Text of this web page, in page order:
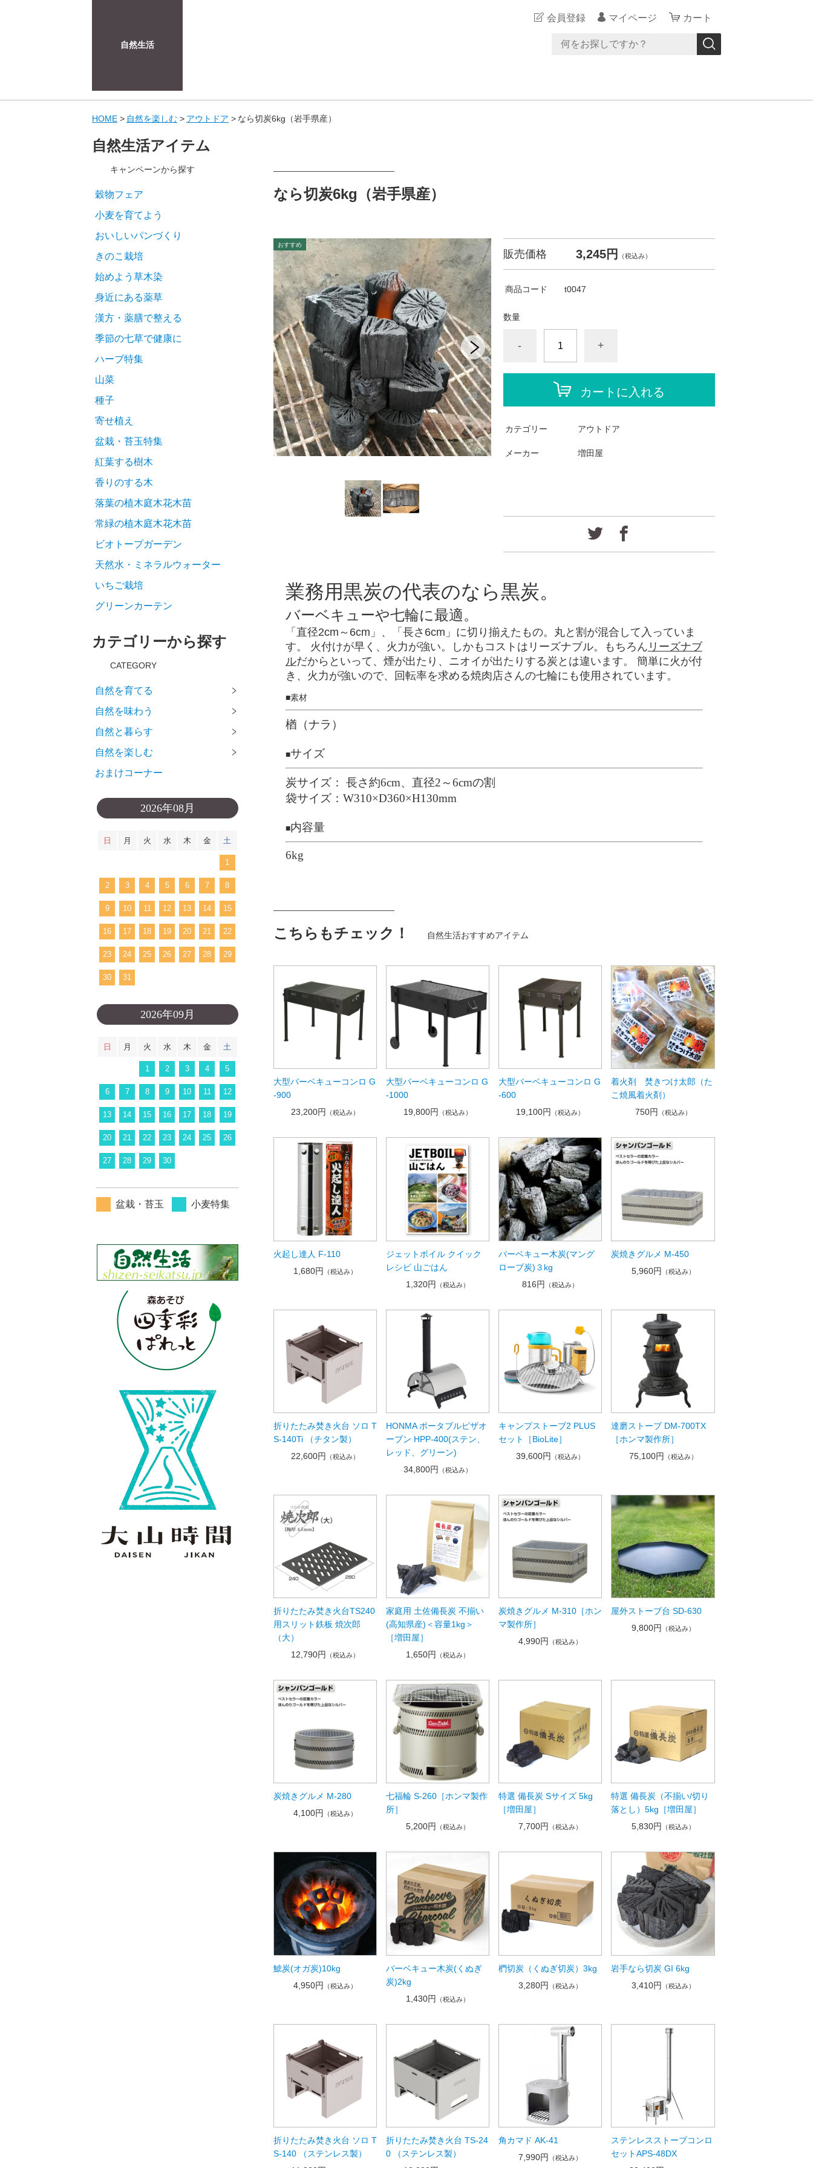
自然生活
会員登録 マイページ カート
HOME 自然を楽しむ アウトドア なら切炭6kg（岩手県産）
なら切炭6kg（岩手県産）
販売価格 3,245円 （税込み）
商品コード t0047
数量
- +
カートに入れる
カテゴリー アウトドア
メーカー 増田屋
業務用黒炭の代表のなら黒炭。
バーベキューや七輪に最適。
「直径2cm～6cm」、「長さ6cm」に切り揃えたもの。丸と割が混合して入っていま
す。 火付けが早く、火力が強い。しかもコストはリーズナブル。もちろん リーズナブ
ルだからといって、煙が出たり、ニオイが出たりする炭とは違います。 簡単に火が付
き、火力が強いので、回転率を求める焼肉店さんの七輪にも使用されています。
■素材
楢（ナラ）
■サイズ
炭サイズ： 長さ約6cm、直径2～6cmの割
袋サイズ：W310×D360×H130mm
■内容量
6kg
こちらもチェック！ 自然生活おすすめアイテム
大型バーベキューコンロ G
-900
23,200円
（税込み）
大型バーベキューコンロ G
-1000
19,800円
（税込み）
大型バーベキューコンロ G
-600
19,100円
（税込み）
着火剤 焚きつけ太郎（た
こ焼風着火剤）
750円
（税込み）
火起し達人 F-110
1,680円 （税込み）
ジェットボイル クイック
レシピ 山ごはん
1,320円 （税込み）
バーベキュー木炭(マング
ローブ炭)３kg
816円
（税込み）
炭焼きグルメ M-450
5,960円 （税込み）
折りたたみ焚き火台 ソロ T
S-140Ti （チタン製）
22,600円
（税込み）
HONMA ポータブルピザオ
ーブン HPP-400(ステン、
レッド、グリーン)
34,800円
（税込み）
キャンプストーブ2 PLUS
セット［BioLite］
39,600円
（税込み）
達磨ストーブ DM-700TX
［ホンマ製作所］
75,100円
（税込み）
折りたたみ焚き火台TS240
用スリット鉄板 焼次郎
（大）
12,790円
（税込み）
家庭用 土佐備長炭 不揃い
(高知県産)＜容量1kg＞
［増田屋］
1,650円
（税込み）
炭焼きグルメ M-310［ホン
マ製作所］
4,990円
（税込み）
屋外ストーブ台 SD-630
9,800円
（税込み）
炭焼きグルメ M-280
4,100円
（税込み）
七福輪 S-260［ホンマ製作
所］
5,200円
（税込み）
特選 備長炭 Sサイズ 5kg
［増田屋］
7,700円
（税込み）
特選 備長炭（不揃い/切り
落とし）5kg［増田屋］
5,830円
（税込み）
鯱炭(オガ炭)10kg
4,950円
（税込み）
バーベキュー木炭(くぬぎ
炭)2kg
1,430円
（税込み）
椚切炭（くぬぎ切炭）3kg
3,280円
（税込み）
岩手なら切炭 GI 6kg
3,410円
（税込み）
折りたたみ焚き火台 ソロ T
S-140 （ステンレス製）
折りたたみ焚き火台 TS-24
0 （ステンレス製）
角カマド AK-41
7,990円
（税込み）
ステンレスストーブコンロ
セットAPS-48DX
自然生活アイテム
キャンペーンから探す
穀物フェア
小麦を育てよう
おいしいパンづくり
きのこ栽培
始めよう草木染
身近にある薬草
漢方・薬膳で整える
季節の七草で健康に
ハーブ特集
山菜
種子
寄せ植え
盆栽・苔玉特集
紅葉する樹木
香りのする木
落葉の植木庭木花木苗
常緑の植木庭木花木苗
ビオトープガーデン
天然水・ミネラルウォーター
いちご栽培
グリーンカーテン
カテゴリーから探す
CATEGORY
自然を育てる
自然を味わう
自然と暮らす
自然を楽しむ
おまけコーナー
2026年08月
日 月 火 水 木 金 土
1
2 3 4 5 6 7 8
9 10 11 12 13 14 15
16 17 18 19 20 21 22
23 24 25 26 27 28 29
30 31
2026年09月
日 月 火 水 木 金 土
1 2 3 4 5
6 7 8 9 10 11 12
13 14 15 16 17 18 19
20 21 22 23 24 25 26
27 28 29 30
盆栽・苔玉 小麦特集